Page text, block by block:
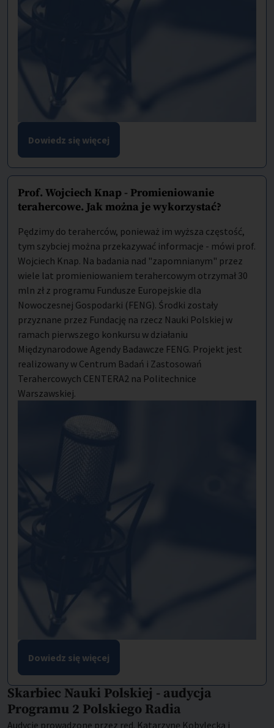
Dowiedz się więcej
Prof. Wojciech Knap - Promieniowanie
terahercowe. Jak można je wykorzystać?
Pędzimy do teraherców, ponieważ im wyższa częstość,
tym szybciej można przekazywać informacje - mówi prof.
Wojciech Knap. Na badania nad "zapomnianym" przez
wiele lat promieniowaniem terahercowym otrzymał 30
mln zł z programu Fundusze Europejskie dla
Nowoczesnej Gospodarki (FENG). Środki zostały
przyznane przez Fundację na rzecz Nauki Polskiej w
ramach pierwszego konkursu w działaniu
Międzynarodowe Agendy Badawcze FENG. Projekt jest
realizowany w Centrum Badań i Zastosowań
Terahercowych CENTERA2 na Politechnice
Warszawskiej.
Dowiedz się więcej
Skarbiec Nauki Polskiej - audycja
Programu 2 Polskiego Radia
Audycje prowadzone przez red. Katarzynę Kobylecką i